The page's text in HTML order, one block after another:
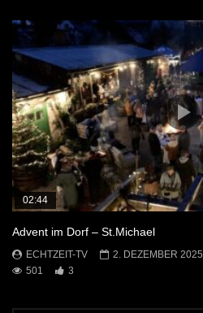
02:44
Advent im Dorf – St.Michael
ECHTZEIT-TV
2. DEZEMBER 2025
501
3